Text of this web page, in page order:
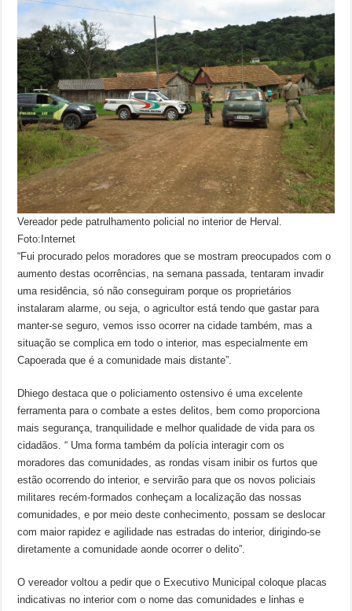
Vereador pede patrulhamento policial no interior de Herval.
Foto:Internet
“Fui procurado pelos moradores que se mostram preocupados com o
aumento destas ocorrências, na semana passada, tentaram invadir
uma residência, só não conseguiram porque os proprietários
instalaram alarme, ou seja, o agricultor está tendo que gastar para
manter-se seguro, vemos isso ocorrer na cidade também, mas a
situação se complica em todo o interior, mas especialmente em
Capoerada que é a comunidade mais distante”.
Dhiego destaca que o policiamento ostensivo é uma excelente
ferramenta para o combate a estes delitos, bem como proporciona
mais segurança, tranquilidade e melhor qualidade de vida para os
cidadãos. “ Uma forma também da polícia interagir com os
moradores das comunidades, as rondas visam inibir os furtos que
estão ocorrendo do interior, e servirão para que os novos policiais
militares recém-formados conheçam a localização das nossas
comunidades, e por meio deste conhecimento, possam se deslocar
com maior rapidez e agilidade nas estradas do interior, dirigindo-se
diretamente a comunidade aonde ocorrer o delito”.
O vereador voltou a pedir que o Executivo Municipal coloque placas
indicativas no interior com o nome das comunidades e linhas e